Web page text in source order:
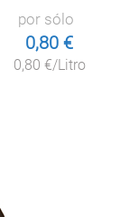
por sólo
0,80 €
0,80 €/Litro